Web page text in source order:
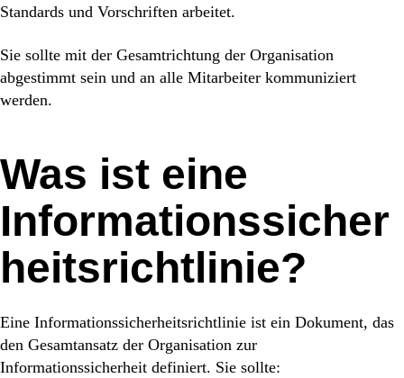
Standards und Vorschriften arbeitet.
Sie sollte mit der Gesamtrichtung der Organisation
abgestimmt sein und an alle Mitarbeiter kommuniziert
werden.
Was ist eine
Informationssicher
heitsrichtlinie?
Eine Informationssicherheitsrichtlinie ist ein Dokument, das
den Gesamtansatz der Organisation zur
Informationssicherheit definiert. Sie sollte: